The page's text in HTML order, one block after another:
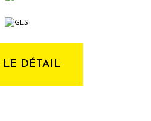
LE DÉTAIL